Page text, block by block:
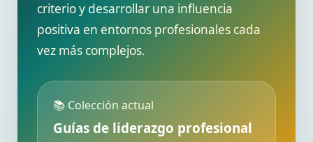
criterio y desarrollar una influencia
positiva en entornos profesionales cada
vez más complejos.
📚 Colección actual
Guías de liderazgo profesional